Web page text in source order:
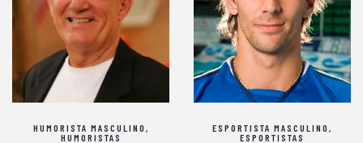
HUMORISTA MASCULINO ,
HUMORISTAS
ESPORTISTA MASCULINO ,
ESPORTISTAS